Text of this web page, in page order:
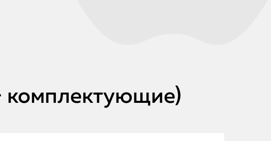
комплектующие)